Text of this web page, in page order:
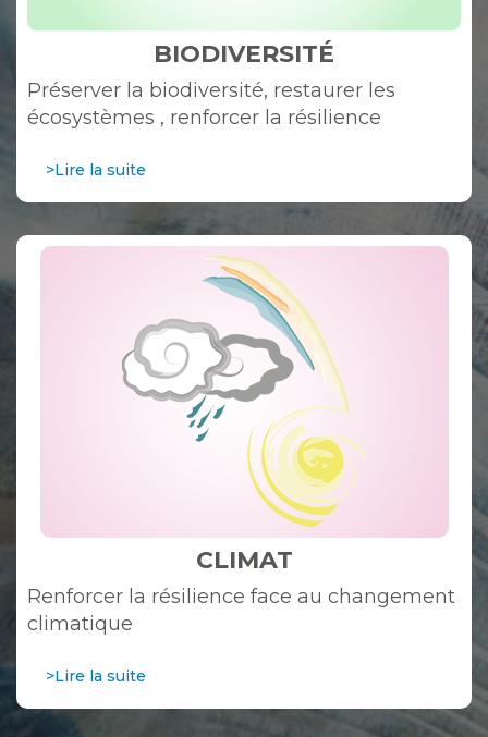
BIODIVERSITÉ
Préserver la biodiversité, restaurer les
écosystèmes , renforcer la résilience
>Lire la suite
CLIMAT
Renforcer la résilience face au changement
climatique
>Lire la suite